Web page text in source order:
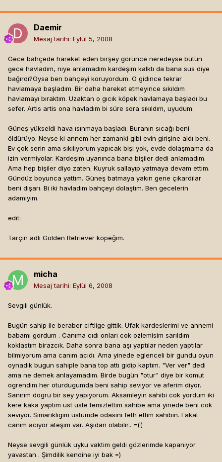
Daemir
Mesaj tarihi: Eylül 5, 2008
Gece bahçede hareket eden birşey görünce neredeyse bütün
gece havladım, niye anlamadım kardeşim kalktı da bana sus diye
bağırdı?Oysa ben bahçeyi koruyordum. O gidince tekrar
havlamaya başladım. Bir daha hareket etmeyince sıkıldım
havlamayı bıraktım. Uzaktan o gıcık köpek havlamaya başladı bu
sefer. Artis artis ona havladım bi süre sora sıkıldım, uyudum.
Güneş yükseldi hava ısınmaya başladı. Buranın sıcağı beni
öldürüyo. Neyse ki annem her zamanki gibi evin girişine aldı beni.
Ev çok serin ama sıkılıyorum yapıcak bişi yok, evde dolaşmama da
izin vermiyolar. Kardeşim uyanınca bana bişiler dedi anlamadım.
Ama hep bişiler diyo zaten. Kuyruk sallayıp yatmaya devam ettim.
Gündüz boyunca yattım. Güneş batmaya yakın gene çıkardılar
beni dışarı. Bi iki havladım bahçeyi dolaştım. Ben gecelerin
adamıyım.
edit:
Tarçın adlı Golden Retriever köpeğim.
micha
Mesaj tarihi: Eylül 6, 2008
Sevgili günlük.
Bugün sahip ile beraber ciftlige gittik. Ufak kardeslerimi ve annemi
babamı gordum . Canıma cıdı onları cok ozlemisim sarıldım
koklastım birazcık. Daha sonra bana aşı yaptılar neden yaptılar
bilmiyorum ama canım acıdı. Ama yinede eglenceli bir gundu oyun
oynadık bugun sahiple bana top attı gidip kaptım. "Ver ver" dedi
ama ne demek anlayamadım. Birde bugün "otur" diye bir komut
ogrendim her oturdugumda beni sahip seviyor ve aferim diyor.
Sanırım dogru bir sey yapıyorum. Aksamleyin sahibi cok yordum iki
kere kaka yaptım ust uste temizlettim sahibe ama yinede beni cok
seviyor. Sımarıklıgım ustumde odasını feth ettim sahibin. Fakat
canım acıyor ateşim var. Aşıdan olabilir.. =((
Neyse sevgili günlük uyku vaktim geldi gözlerimde kapanıyor
yavastan . Şimdilik kendine iyi bak =)